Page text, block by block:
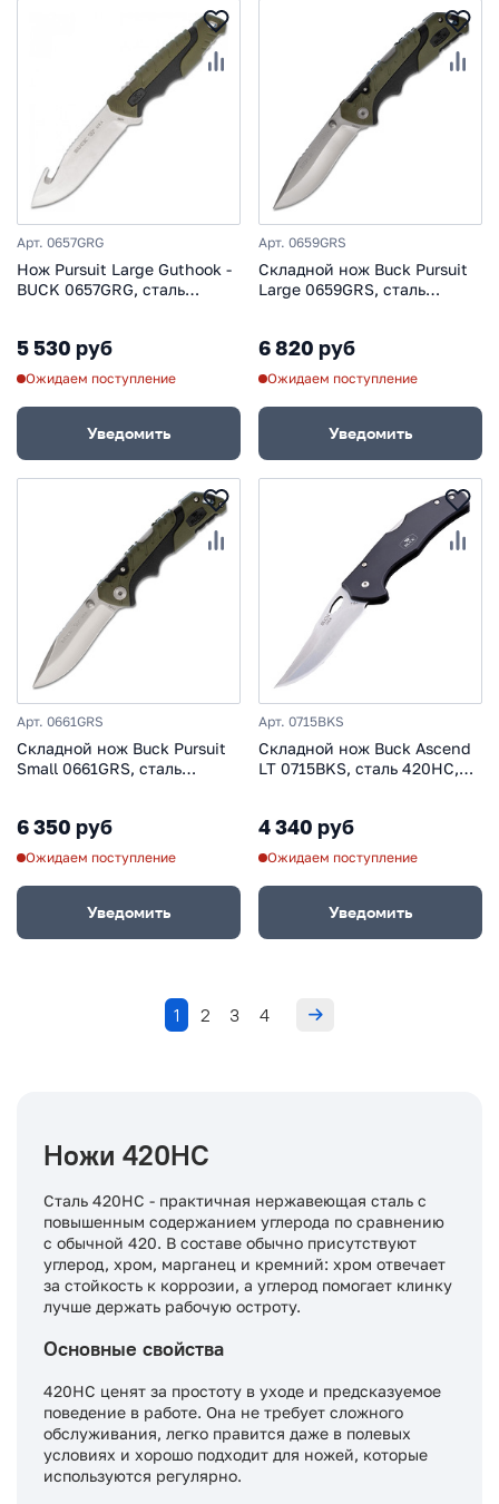
Арт. 0657GRG
Нож Pursuit Large Guthook -
BUCK 0657GRG, сталь
5 530 руб
Ожидаем поступление
Уведомить
Арт. 0659GRS
Складной нож Buck Pursuit
Large 0659GRS, сталь
6 820 руб
Ожидаем поступление
Уведомить
Арт. 0661GRS
Складной нож Buck Pursuit
Small 0661GRS, сталь
6 350 руб
Ожидаем поступление
Уведомить
Арт. 0715BKS
Складной нож Buck Ascend
LT 0715BKS, сталь 420HC,
4 340 руб
Ожидаем поступление
Уведомить
1 2 3 4
Ножи 420HC
Сталь 420HC - практичная нержавеющая сталь с
повышенным содержанием углерода по сравнению
с обычной 420. В составе обычно присутствуют
углерод, хром, марганец и кремний: хром отвечает
за стойкость к коррозии, а углерод помогает клинку
лучше держать рабочую остроту.
Основные свойства
420HC ценят за простоту в уходе и предсказуемое
поведение в работе. Она не требует сложного
обслуживания, легко правится даже в полевых
условиях и хорошо подходит для ножей, которые
используются регулярно.